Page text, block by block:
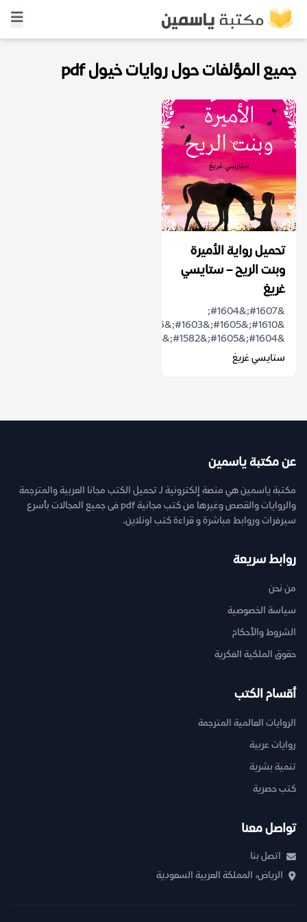
جميع المؤلفات حول روايات خيول pdf
تحميل رواية الأميرة
وبنت الريح – ستايسي
غريغ
&#1607;&#1604;
&#1604;&#1605;&#1582;&#1604;&#1608;&...
ستايسي غريغ
عن مكتبة ياسمين
مكتبة ياسمين هي منصة إلكترونية لـ تحميل الكتب مجانا العربية والمترجمة
والروايات والقصص وغيرها من كتب مجانية pdf فى جميع المجالات بأسرع
سيرفرات وروابط مباشرة و قراءة كتب اونلاين.
روابط سريعة
من نحن
سياسة الخصوصية
الشروط والأحكام
حقوق الملكية الفكرية
أقسام الكتب
الروايات العالمية المترجمة
روايات عربية
تنمية بشرية
كتب حصرية
تواصل معنا
اتصل بنا
الرياض، المملكة العربية السعودية